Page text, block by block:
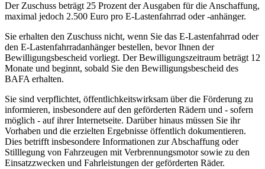
Der Zuschuss beträgt 25 Prozent der Ausgaben für die Anschaffung,
maximal jedoch 2.500 Euro pro E-Lastenfahrrad oder -anhänger.
Sie erhalten den Zuschuss nicht, wenn Sie das E-Lastenfahrrad oder
den E-Lastenfahrradanhänger bestellen, bevor Ihnen der
Bewilligungsbescheid vorliegt. Der Bewilligungszeitraum beträgt 12
Monate und beginnt, sobald Sie den Bewilligungsbescheid des
BAFA erhalten.
Sie sind verpflichtet, öffentlichkeitswirksam über die Förderung zu
informieren, insbesondere auf den geförderten Rädern und - sofern
möglich - auf ihrer Internetseite. Darüber hinaus müssen Sie ihr
Vorhaben und die erzielten Ergebnisse öffentlich dokumentieren.
Dies betrifft insbesondere Informationen zur Abschaffung oder
Stilllegung von Fahrzeugen mit Verbrennungsmotor sowie zu den
Einsatzzwecken und Fahrleistungen der geförderten Räder.